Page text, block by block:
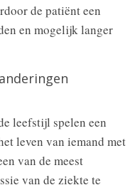
de patiënt een
en mogelijk langer
leefstijl spelen een
leven van iemand met
van de meest
van de ziekte te